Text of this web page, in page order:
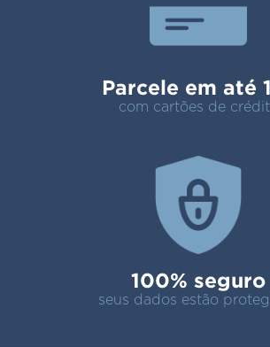
Parcele em até
com cartões de
100% seguro
seus dados estão